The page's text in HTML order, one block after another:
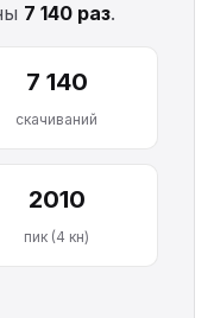
7 140 раз.
7 140
скачиваний
2010
пик (4 кн)